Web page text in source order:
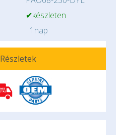
✔készleten
1nap
Részletek